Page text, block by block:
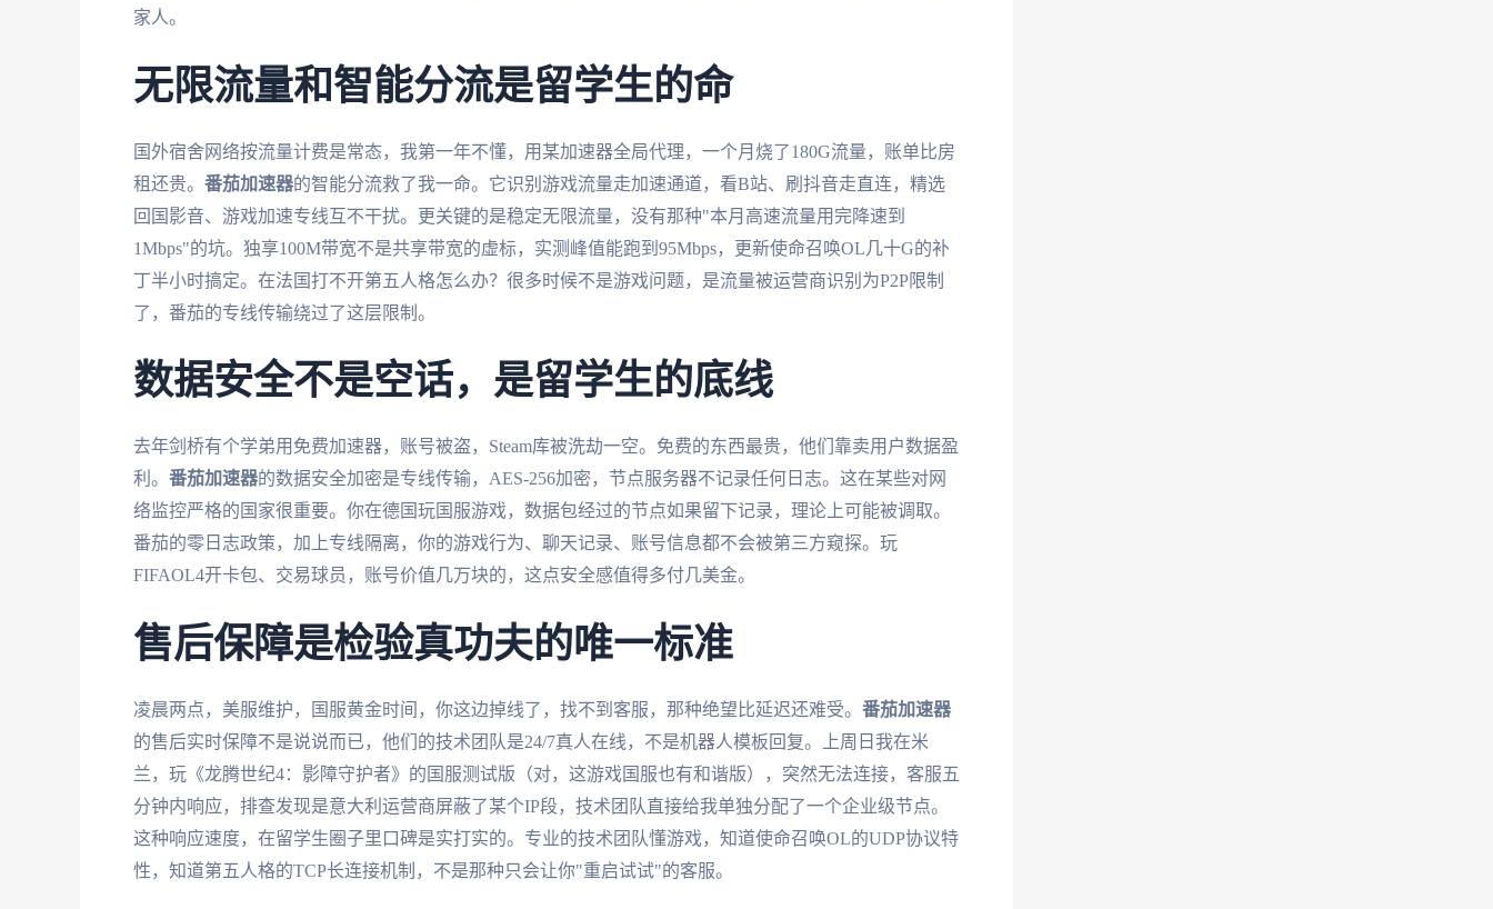
家人。
无限流量和智能分流是留学生的命
国外宿舍网络按流量计费是常态，我第一年不懂，用某加速器全局代理，一个月烧了180G流量，账单比房
租还贵。 番茄加速器的智能分流救了我一命。它识别游戏流量走加速通道，看B站、刷抖音走直连，精选
回国影音、游戏加速专线互不干扰。更关键的是稳定无限流量，没有那种"本月高速流量用完降速到
1Mbps"的坑。独享100M带宽不是共享带宽的虚标，实测峰值能跑到95Mbps，更新使命召唤OL几十G的补
丁半小时搞定。在法国打不开第五人格怎么办？很多时候不是游戏问题，是流量被运营商识别为P2P限制
了，番茄的专线传输绕过了这层限制。
数据安全不是空话，是留学生的底线
去年剑桥有个学弟用免费加速器，账号被盗，Steam库被洗劫一空。免费的东西最贵，他们靠卖用户数据盈
利。 番茄加速器的数据安全加密是专线传输，AES-256加密，节点服务器不记录任何日志。这在某些对网
络监控严格的国家很重要。你在德国玩国服游戏，数据包经过的节点如果留下记录，理论上可能被调取。
番茄的零日志政策，加上专线隔离，你的游戏行为、聊天记录、账号信息都不会被第三方窥探。玩
FIFAOL4开卡包、交易球员，账号价值几万块的，这点安全感值得多付几美金。
售后保障是检验真功夫的唯一标准
凌晨两点，美服维护，国服黄金时间，你这边掉线了，找不到客服，那种绝望比延迟还难受。 番茄加速器
的售后实时保障不是说说而已，他们的技术团队是24/7真人在线，不是机器人模板回复。上周日我在米
兰，玩《龙腾世纪4：影障守护者》的国服测试版（对，这游戏国服也有和谐版），突然无法连接，客服五
分钟内响应，排查发现是意大利运营商屏蔽了某个IP段，技术团队直接给我单独分配了一个企业级节点。
这种响应速度，在留学生圈子里口碑是实打实的。专业的技术团队懂游戏，知道使命召唤OL的UDP协议特
性，知道第五人格的TCP长连接机制，不是那种只会让你"重启试试"的客服。